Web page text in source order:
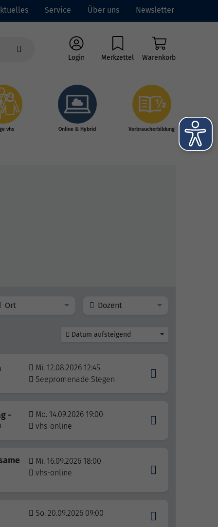
Service Über uns Newsletter
Login Merkzettel Warenkorb
vhs Online & Hybrid Verbraucherbildung
Ort Dozent
Datum aufsteigend
Mi. 12.08.2026 12:45
Seepromenade Stegen
-
Mo. 14.09.2026 19:00
vhs-online
Mi. 16.09.2026 18:00
vhs-online
So. 20.09.2026 09:00